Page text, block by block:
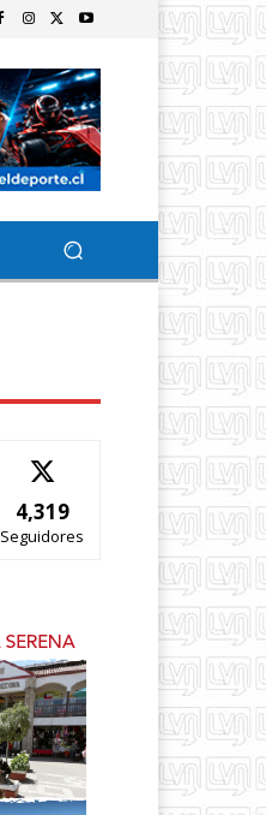
4,319
Seguidores